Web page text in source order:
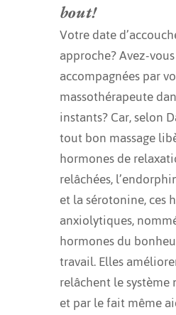
bout!
Votre date
approche? Avez-
accompagnées par
massothérapeute
instants? Car, selon
tout bon massage
hormones de
relâchées,
et la sérotonine, ces
anxiolytiques,
hormones du
travail. Elles
relâchent le
et par le fait même